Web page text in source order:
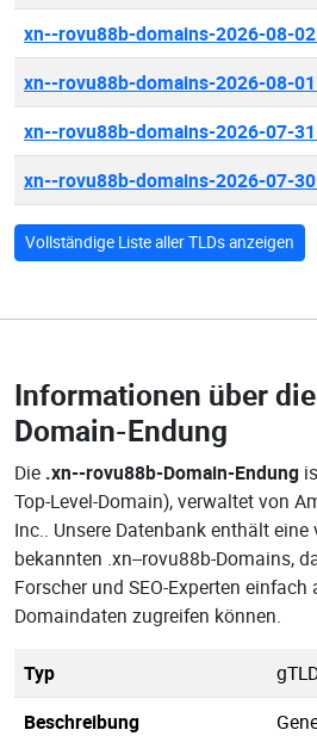
xn--rovu88b-domains-2026-08-
xn--rovu88b-domains-2026-08-
xn--rovu88b-domains-2026-07-
xn--rovu88b-domains-2026-07-
Vollständige Liste aller TLDs anzeigen
Informationen über die
Domain-Endung
Die .xn--rovu88b-Domain-Endung
Top-Level-Domain), verwaltet von
Inc.. Unsere Datenbank enthält
bekannten .xn--rovu88b-Domains,
Forscher und SEO-Experten
Domaindaten zugreifen können.
Typ
Beschreibung